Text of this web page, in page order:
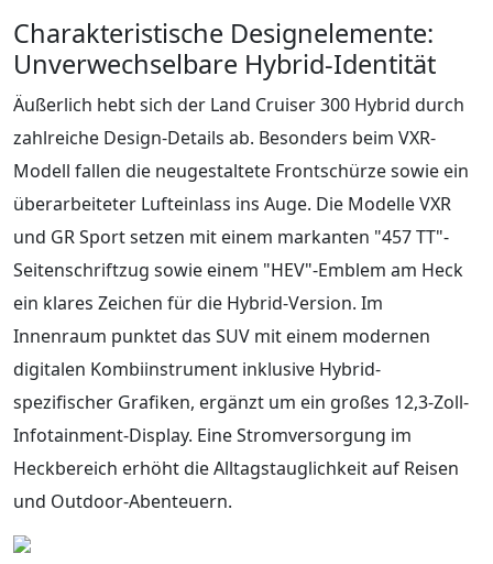
Charakteristische Designelemente:
Unverwechselbare Hybrid-Identität
Äußerlich hebt sich der Land Cruiser 300 Hybrid durch
zahlreiche Design-Details ab. Besonders beim VXR-
Modell fallen die neugestaltete Frontschürze sowie ein
überarbeiteter Lufteinlass ins Auge. Die Modelle VXR
und GR Sport setzen mit einem markanten "457 TT"-
Seitenschriftzug sowie einem "HEV"-Emblem am Heck
ein klares Zeichen für die Hybrid-Version. Im
Innenraum punktet das SUV mit einem modernen
digitalen Kombiinstrument inklusive Hybrid-
spezifischer Grafiken, ergänzt um ein großes 12,3-Zoll-
Infotainment-Display. Eine Stromversorgung im
Heckbereich erhöht die Alltagstauglichkeit auf Reisen
und Outdoor-Abenteuern.